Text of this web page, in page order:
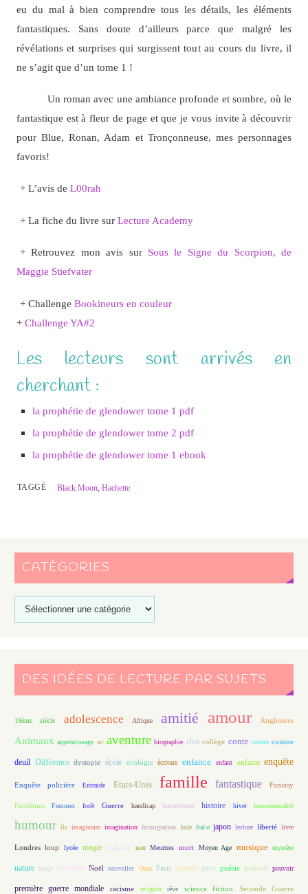
eu du mal à bien comprendre tous les détails, les éléments
fantastiques. Sans doute d’ailleurs parce que malgré les
révélations et surprises qui surgissent tout au cours du livre, il
ne s’agit que d’un tome 1 !
Un roman avec une ambiance profonde et sombre, où le
fantastique est à fleur de page et que je vous invite à découvrir
pour Blue, Ronan, Adam et Tronçonneuse, mes personnages
favoris!
+ L’avis de L00rah
+ La fiche du livre sur Lecture Academy
+ Retrouvez mon avis sur Sous le Signe du Scorpion, de
Maggie Stiefvater
+ Challenge Bookineurs en couleur
+ Challenge YA#2
Les lecteurs sont arrivés en
cherchant :
la prophétie de glendower tome 1 pdf
la prophétie de glendower tome 2 pdf
la prophétie de glendower tome 1 ebook
TAGGÉ Black Moon,Hachette
CATÉGORIES
DES IDÉES DE LECTURE PAR SUJETS
19ème siècle adolescence Afrique amitié amour Angleterre
Animaux apprentissage art aventure biographie chat collège conte contes cuisine
deuil Différence dystopie école écologie écriture enfance enfant enfants enquête
Enquête policière Entraide Etats-Unis famille fantastique Fantasy
Fantômes Femmes forêt Guerre handicap harcèlement histoire hiver homosexualité
humour île imaginaire imagination Immigration Inde Italie japon lecture liberté livre
Londres loup lycée magie maladie mer Meurtres mort Moyen Age musique mystère
nature neige New-York Noël nouvelles Ours Paris peinture peur poésie policier pouvoir
première guerre mondiale racisme religion rêve science fiction Seconde Guerre